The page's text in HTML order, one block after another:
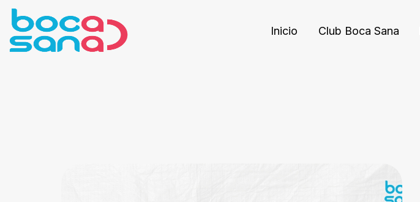
Inicio Club Boca Sana